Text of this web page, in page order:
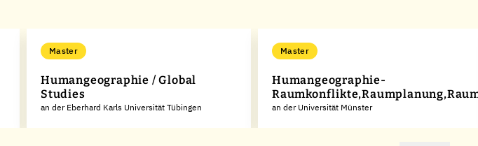
Master
Humangeographie / Global
Studies
an der Eberhard Karls Universität Tübingen
Master
Humangeographie-
an der Universität Münster